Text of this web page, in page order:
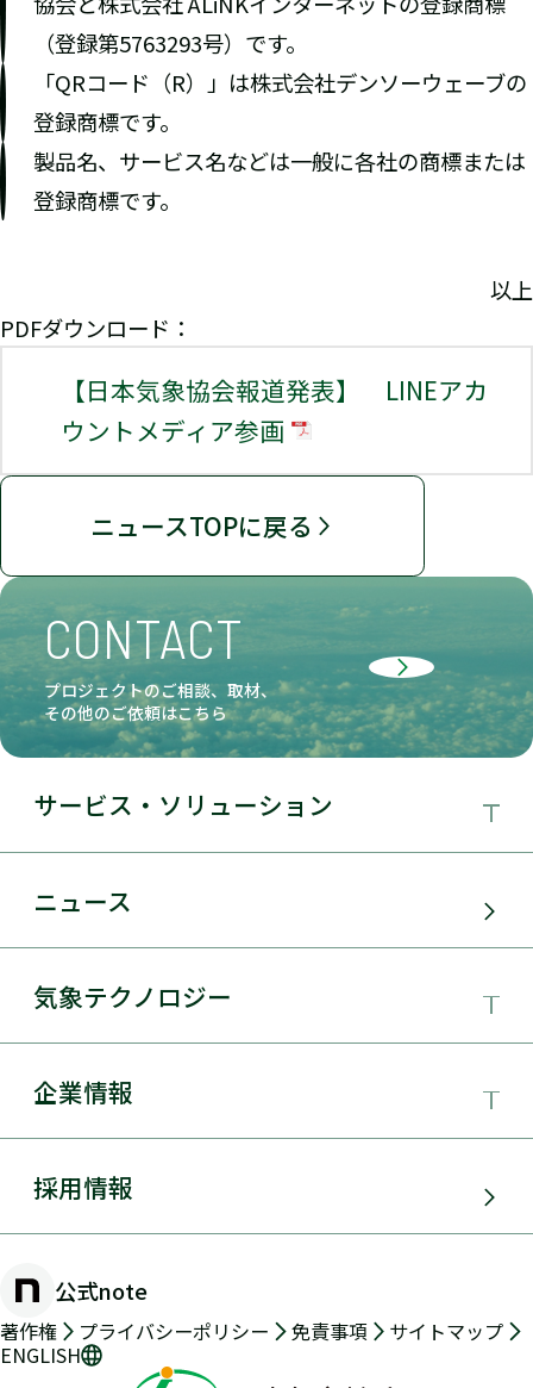
（登録第5763293号）です。
「QRコード（R）」は株式会社デンソーウェーブの
登録商標です。
製品名、サービス名などは一般に各社の商標または
登録商標です。
以上
PDFダウンロード：
【日本気象協会報道発表】 LINEアカ
ウントメディア参画
ニュースTOPに戻る
CONTACT
プロジェクトのご相談、取材、
その他のご依頼はこちら
サービス・ソリューション
サービス・ソリューション
太陽光発電
環境アセスメント
防災・危機管理・気候変動対策
交通（道路・鉄道・航空・船舶）
ニュース
気象テクノロジー
気象テクノロジー
総合数値気象予測システムSYNFOS
物理学的手法とAIを用いた日射量の短時間予測
手法の開発
2年先長期気象予測
企業情報
日本気象協会とは
組織概要
沿革
採用情報
公式note
著作権 プライバシーポリシー 免責事項
サイトマップ
ENGLISH